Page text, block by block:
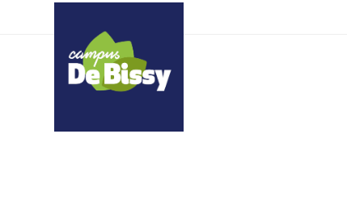
xnpjewrmyz tjrssekjoy